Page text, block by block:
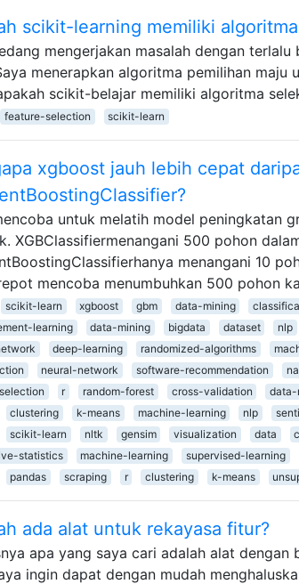
scikit-learning memiliki
mengerjakan masalah dengan
menerapkan algoritma pemilihan
scikit-belajar memiliki algoritma
feature-selection scikit-learn
xgboost jauh lebih cepat
untuk melatih model peningkatan
XGBClassifiermenangani 500 pohon
menangani 10
mencoba menumbuhkan 500 pohon
scikit-learn xgboost gbm data-mining
learning
data-mining bigdata dataset nlp
deep-learning randomized-algorithms
neural-network software-recommendation
r random-forest cross-validation data-
clustering k-means machine-learning nlp
scikit-learn nltk gensim visualization data
statistics
machine-learning supervised-learning
pandas scraping r clustering k-means
ada alat untuk rekayasa fitur?
apa yang saya cari adalah alat
ingin dapat dengan mudah